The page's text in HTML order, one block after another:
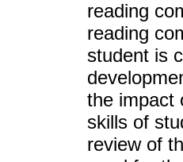
reading
reading
student is
the impact
skills of
review of